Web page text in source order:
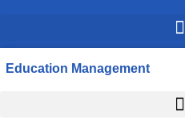
Education Management